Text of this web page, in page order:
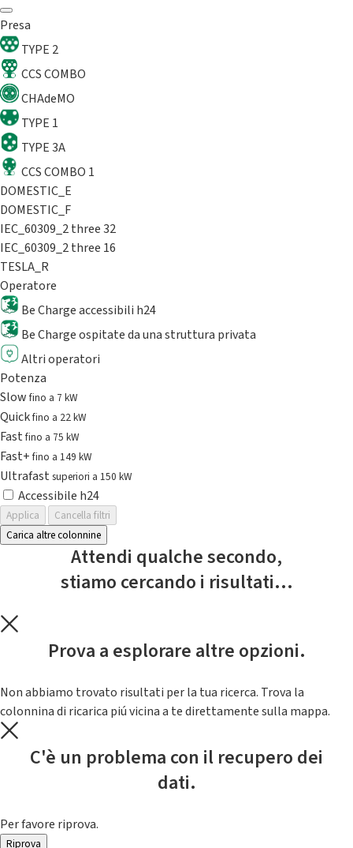
Presa
TYPE 2
CCS COMBO
CHAdeMO
TYPE 1
TYPE 3A
CCS COMBO 1
DOMESTIC_E
DOMESTIC_F
IEC_60309_2 three 32
IEC_60309_2 three 16
TESLA_R
Operatore
Be Charge accessibili h24
Be Charge ospitate da una struttura privata
Altri operatori
Potenza
Slowfino a 7 kW
Quickfino a 22 kW
Fastfino a 75 kW
Fast+fino a 149 kW
Ultrafast superiori a 150 kW
Accessibile h24
Applica
Cancella filtri
Carica altre colonnine
Attendi qualche secondo,
stiamo cercando i risultati...
Prova a esplorare altre opzioni.
Non abbiamo trovato risultati per la tua ricerca. Trova la
colonnina di ricarica piú vicina a te direttamente sulla mappa.
C'è un problema con il recupero dei
dati.
Per favore riprova.
Riprova